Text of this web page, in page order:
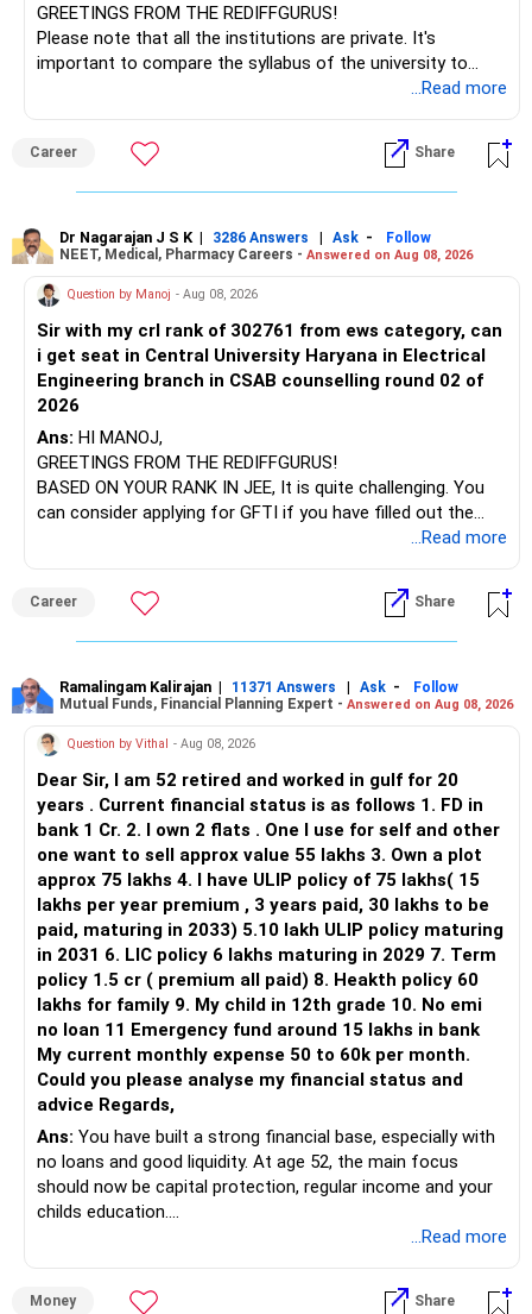
I would not judge these funds only by recent returns.
Some are sector, thematic or index-oriented funds.
For an 82-year-old investor, I would reduce such complexity.
retained simply for diversification.
» Energy Fund Overlap
You have exposure to:
– ICICI Prudential Energy Opportunities
– SBI Energy Opportunities
There is no strong need to hold two funds in the same
sector.
But given your age, even this allocation should remain
You currently have:
– HDFC Flexi Cap
– ICICI Prudential Flexi Cap
This is another clear area for consolidation.
Three flexi-cap funds are unnecessary.
You can retain one suitable flexi-cap fund.
The remaining two can gradually be consolidated after
checking taxation and exit loads.
» Mid Cap Overlap
You have:
– Tata Mid Cap
– UTI Mid Cap
Again, three funds are not required.
GREETINGS FROM THE REDIFFGURUS!
Please note that all the institutions are private. It's
important to compare the syllabus of the university to
which the institution is affiliated. Typically, the university's
institution's name. Start by reviewing the syllabus, then look
at the faculty (especially the turnover rate) and the
infrastructure, like the mechanical labs, which are crucial.
After the second year of your course, consider taking an
AIML course to boost your job employability.
BEST WISHES.
...Read more
Career Share
Dr Nagarajan J S K | 3286 Answers | Ask -
Follow
NEET, Medical, Pharmacy Careers - Answered on Aug 08, 2026
Question by Manoj - Aug 08, 2026
Sir with my crl rank of 302761 from ews category, can
i get seat in Central University Haryana in Electrical
Engineering branch in CSAB counselling round 02 of
2026
Ans: HI MANOJ,
GREETINGS FROM THE REDIFFGURUS!
BASED ON YOUR RANK IN JEE, It is quite challenging. You
can consider applying for GFTI if you have filled out the
ALL THE BEST.
...Read more
Career Share
Ramalingam Kalirajan | 11371 Answers | Ask -
Follow
Mutual Funds, Financial Planning Expert - Answered on Aug 08, 2026
Question by Vithal - Aug 08, 2026
Dear Sir, I am 52 retired and worked in gulf for 20
years . Current financial status is as follows 1. FD in
bank 1 Cr. 2. I own 2 flats . One I use for self and other
one want to sell approx value 55 lakhs 3. Own a plot
approx 75 lakhs 4. I have ULIP policy of 75 lakhs( 15
lakhs per year premium , 3 years paid, 30 lakhs to be
paid, maturing in 2033) 5.10 lakh ULIP policy maturing
in 2031 6. LIC policy 6 lakhs maturing in 2029 7. Term
policy 1.5 cr ( premium all paid) 8. Heakth policy 60
lakhs for family 9. My child in 12th grade 10. No emi
no loan 11 Emergency fund around 15 lakhs in bank
My current monthly expense 50 to 60k per month.
Could you please analyse my financial status and
advice Regards,
Ans: You have built a strong financial base, especially with
no loans and good liquidity. At age 52, the main focus
should now be capital protection, regular income and your
childs education.
...Read more
Money Share